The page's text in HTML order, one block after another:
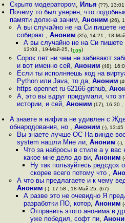
Скрыто модератором, Илья (??),
Почему то был уверен, что
памяти должна заним,Аноним (26),
А вы случайно не на Си пишете
собираю , Аноним (35), 14:21 , 18-
А вы случайно не на Си пишете
13:03 , 19-Май-25, (109)
Сорок лет ни чем не забивают
и вот именно сей, Аноним (48),
Если ты исполняешь код на
Python или Java, то да, Аноним
https opennet ru 62166-github,
А, это вы вдруг придумали, что
истории, и сей, Аноним (17), 16:30 ,
А знаете я нифига не удивлен с
обнародования, но ,Аноним (-),
Вы знаете лучше ОС На винде
system нашли Мне ли, Аноним (-
Что за набросы в стиле а у
какое мне дело до ви, Аноним
Ну так пользуйтесь редсдох
скорее всего потому что ,
А что вы предлагаете и к чему
Аноним (-), 17:58 , 18-Май-25, (67)
А разве это не очевидно Я
разработки ПО, котор, Аноним
Отправить этого анонима в
уже победил, софт пи,